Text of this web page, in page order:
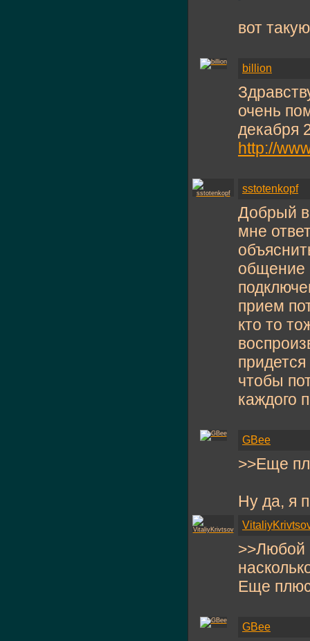
вот
billion
очень
декабря
http://
sstotenkopf
Добрый
мне
общение
прием
кто то
чтобы
каждого
GBee
>>Еще
Ну да, я
>>Любой
Еще
GBee